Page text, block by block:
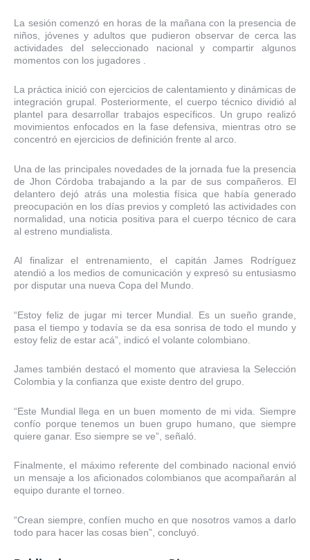
La sesión comenzó en horas de la mañana con la presencia de
niños, jóvenes y adultos que pudieron observar de cerca las
actividades del seleccionado nacional y compartir algunos
momentos con los jugadores .
La práctica inició con ejercicios de calentamiento y dinámicas de
integración grupal. Posteriormente, el cuerpo técnico dividió al
plantel para desarrollar trabajos específicos. Un grupo realizó
movimientos enfocados en la fase defensiva, mientras otro se
concentró en ejercicios de definición frente al arco.
Una de las principales novedades de la jornada fue la presencia
de Jhon Córdoba trabajando a la par de sus compañeros. El
delantero dejó atrás una molestia física que había generado
preocupación en los días previos y completó las actividades con
normalidad, una noticia positiva para el cuerpo técnico de cara
al estreno mundialista.
Al finalizar el entrenamiento, el capitán James Rodríguez
atendió a los medios de comunicación y expresó su entusiasmo
por disputar una nueva Copa del Mundo.
“Estoy feliz de jugar mi tercer Mundial. Es un sueño grande,
pasa el tiempo y todavía se da esa sonrisa de todo el mundo y
estoy feliz de estar acá”, indicó el volante colombiano.
James también destacó el momento que atraviesa la Selección
Colombia y la confianza que existe dentro del grupo.
“Este Mundial llega en un buen momento de mi vida. Siempre
confío porque tenemos un buen grupo humano, que siempre
quiere ganar. Eso siempre se ve”, señaló.
Finalmente, el máximo referente del combinado nacional envió
un mensaje a los aficionados colombianos que acompañarán al
equipo durante el torneo.
“Crean siempre, confíen mucho en que nosotros vamos a darlo
todo para hacer las cosas bien”, concluyó.